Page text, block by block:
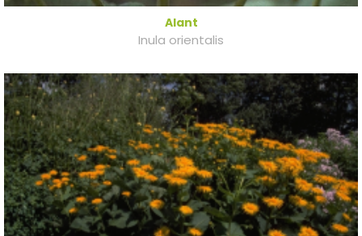
Alant
Inula orientalis